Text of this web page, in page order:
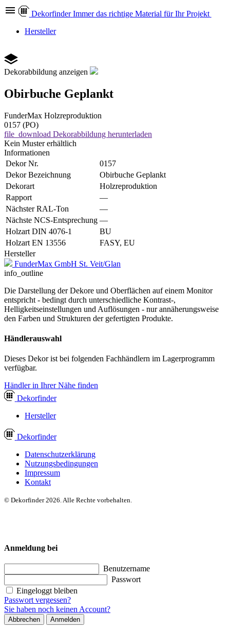
Dekorfinder Immer das richtige Material für Ihr Projekt
Hersteller
Dekorabbildung anzeigen
Obirbuche Geplankt
FunderMax Holzreproduktion
0157 (PO)
file_download Dekorabbildung herunterladen
Kein Muster erhältlich
Informationen
Dekor Nr.
0157
Dekor Bezeichnung
Obirbuche Geplankt
Dekorart
Holzreproduktion
Rapport
—
Nächster RAL-Ton
—
Nächste NCS-Entsprechung —
Holzart DIN 4076-1
BU
Holzart EN 13556
FASY, EU
Hersteller
FunderMax GmbH St. Veit/Glan
info_outline
Die Darstellung der Dekore und Oberflächen auf einem Monitor
entspricht - bedingt durch unterschiedliche Kontrast-,
Helligkeitseinstellungen und Auflösungen - nur annäherungsweise
den Farben und Strukturen der gefertigten Produkte.
Händlerauswahl
Dieses Dekor ist bei folgenden Fachhändlern im Lagerprogramm
verfügbar.
Händler in Ihrer Nähe finden
Dekorfinder
Hersteller
Dekorfinder
Datenschutzerklärung
Nutzungsbedingungen
Impressum
Kontakt
© Dekorfinder 2026. Alle Rechte vorbehalten.
Anmeldung bei
Benutzername
Passwort
Eingeloggt bleiben
Passwort vergessen?
Sie haben noch keinen Account?
Abbrechen Anmelden